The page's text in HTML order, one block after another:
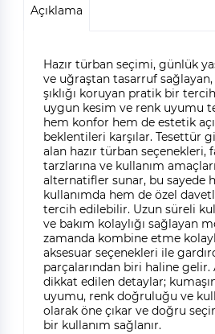
Açıklama
Hazır türban seçimi, günlük
ve uğraştan tasarruf sağlayan,
şıklığı koruyan pratik bir
uygun kesim ve renk uyumu
hem konfor hem de estetik
beklentileri karşılar. Tesettür
alan hazır türban seçenekleri,
tarzlarına ve kullanım
alternatifler sunar, bu sayede
kullanımda hem de özel
tercih edilebilir. Uzun süreli
ve bakım kolaylığı sağlayan
zamanda kombine etme
aksesuar seçenekleri ile
parçalarından biri haline gelir.
dikkat edilen detaylar;
uyumu, renk doğruluğu ve
olarak öne çıkar ve doğru
bir kullanım sağlanır.